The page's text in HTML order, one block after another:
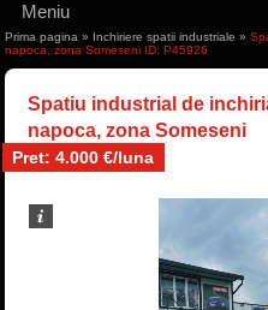
Meniu
Prima pagina » Inchiriere spatii industriale »
napoca, zona Someseni ID: P45926
Spatiu industrial de
napoca, zona Someseni
Pret: 4.000 €/luna